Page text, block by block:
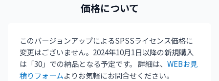
価格について
このバージョンアップによるSPSSライセンス価格に
変更はございません。2024年10月1日以降の新規購入
は「30」での納品となる予定です。 詳細は、 WEBお見
積りフォームよりお気軽にお問合せください。